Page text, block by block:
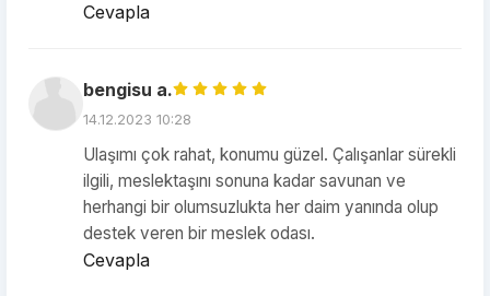
Cevapla
bengisu a.
14.12.2023 10:28
Ulaşımı çok rahat, konumu güzel. Çalışanlar sürekli
ilgili, meslektaşını sonuna kadar savunan ve
herhangi bir olumsuzlukta her daim yanında olup
destek veren bir meslek odası.
Cevapla